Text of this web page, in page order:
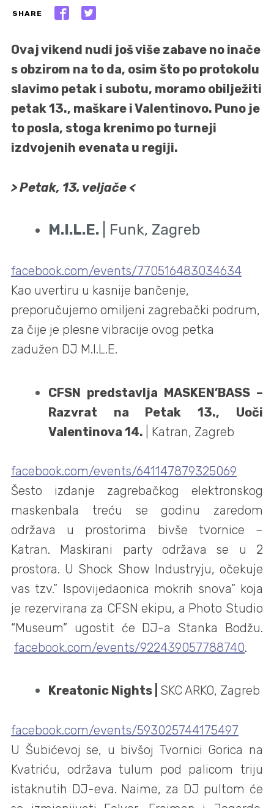
SHARE
Ovaj vikend nudi još više zabave no inače
s obzirom na to da, osim što po protokolu
slavimo petak i subotu, moramo obilježiti
petak 13., maškare i Valentinovo. Puno je
to posla, stoga krenimo po turneji
izdvojenih evenata u regiji.
> Petak, 13. veljače <
M.I.L.E. | Funk, Zagreb
facebook.com/events/770516483034634
Kao uvertiru u kasnije bančenje,
preporučujemo omiljeni zagrebački podrum,
za čije je plesne vibracije ovog petka
zadužen DJ M.I.L.E.
CFSN predstavlja MASKEN’BASS –
Razvrat na Petak 13., Uoči
Valentinova 14.
| Katran, Zagreb
facebook.com/events/641147879325069
Šesto izdanje zagrebačkog elektronskog
maskenbala treću se godinu zaredom
održava u prostorima bivše tvornice –
Katran. Maskirani party održava se u 2
prostora. U Shock Show Industryju, očekuje
vas tzv.” Ispovijedaonica mokrih snova” koja
je rezervirana za CFSN ekipu, a Photo Studio
“Museum” ugostit će DJ-a Stanka Bodžu.
facebook.com/events/922439057788740.
Kreatonic Nights | SKC ARKO, Zagreb
facebook.com/events/593025744175497
U Šubićevoj se, u bivšoj Tvornici Gorica na
Kvatriću, održava tulum pod palicom triju
istaknutih DJ-eva. Naime, za DJ pultom će